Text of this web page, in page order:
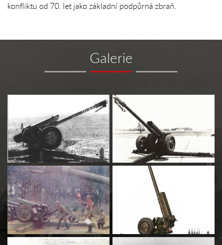
konfliktu od 70. let jako základní podpůrná zbraň.
Galerie